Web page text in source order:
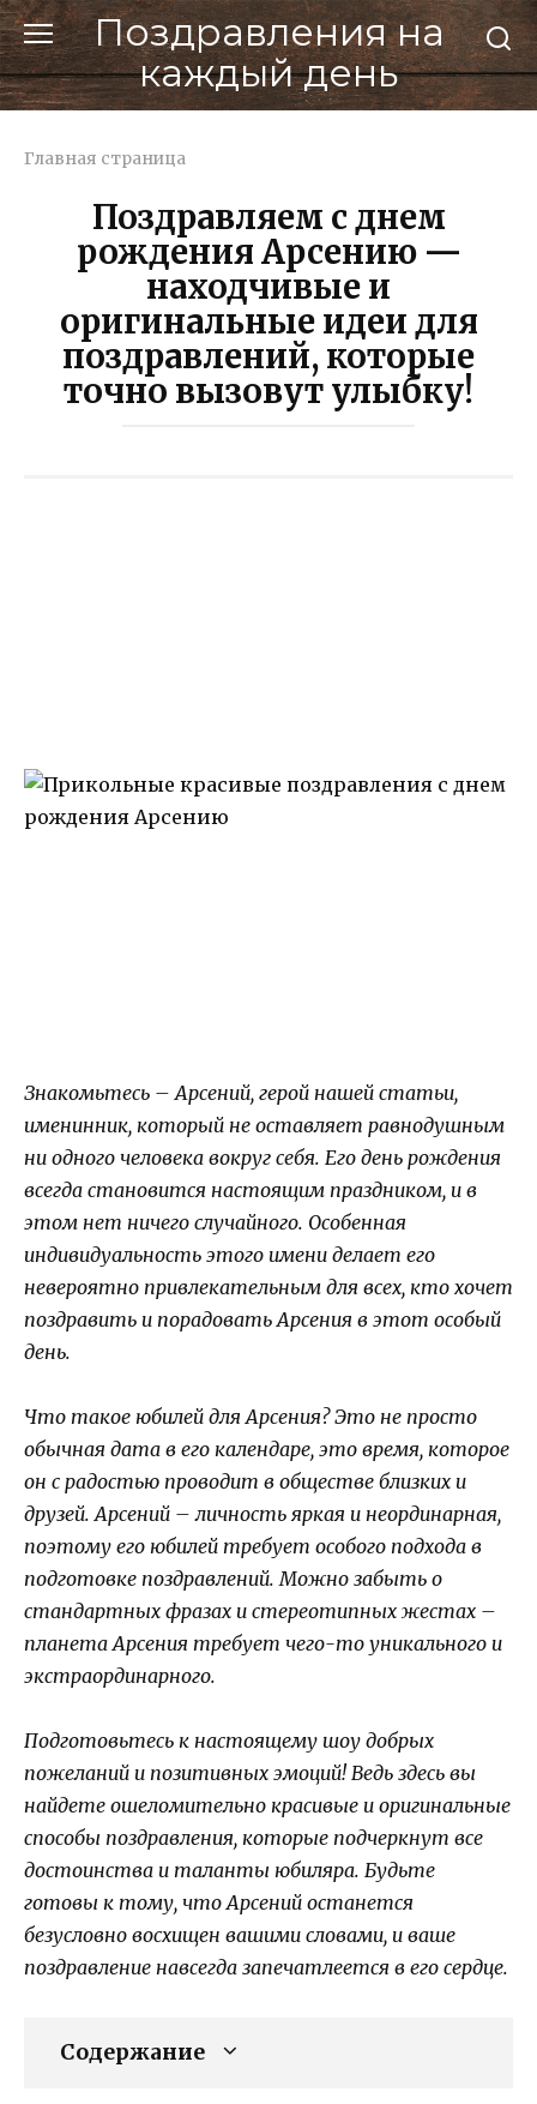
Перейти
к
контенту
Поздравления на
каждый день
Главная страница
Поздравляем с днем
рождения Арсению —
находчивые и
оригинальные идеи для
поздравлений, которые
точно вызовут улыбку!
Знакомьтесь – Арсений, герой нашей статьи,
именинник, который не оставляет равнодушным
ни одного человека вокруг себя. Его день рождения
всегда становится настоящим праздником, и в
этом нет ничего случайного. Особенная
индивидуальность этого имени делает его
невероятно привлекательным для всех, кто хочет
поздравить и порадовать Арсения в этот особый
день.
Что такое юбилей для Арсения? Это не просто
обычная дата в его календаре, это время, которое
он с радостью проводит в обществе близких и
друзей. Арсений – личность яркая и неординарная,
поэтому его юбилей требует особого подхода в
подготовке поздравлений. Можно забыть о
стандартных фразах и стереотипных жестах –
планета Арсения требует чего-то уникального и
экстраординарного.
Подготовьтесь к настоящему шоу добрых
пожеланий и позитивных эмоций! Ведь здесь вы
найдете ошеломительно красивые и оригинальные
способы поздравления, которые подчеркнут все
достоинства и таланты юбиляра. Будьте
готовы к тому, что Арсений останется
безусловно восхищен вашими словами, и ваше
поздравление навсегда запечатлеется в его сердце.
Содержание